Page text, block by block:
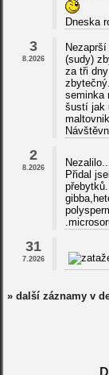
Dneska
3
8.2026
(sudy)
za tři
seminka
šustí jak
2
8.2026
Nezalilo...
Přidal
31
7.2026
» další záznamy v